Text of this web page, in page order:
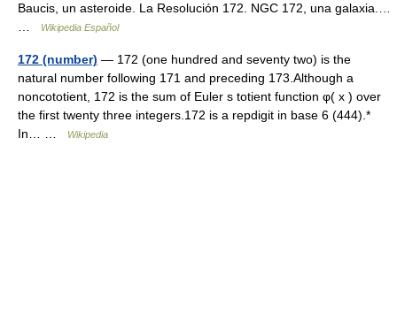
Baucis, un asteroide. La Resolución 172. NGC 172, una galaxia.…
Wikipedia Español
172 (number) — 172 (one hundred and seventy two) is the
natural number following 171 and preceding 173.Although a
noncototient, 172 is the sum of Euler s totient function φ( x ) over
the first twenty three integers.172 is a repdigit in base 6 (444).*
In… …
Wikipedia